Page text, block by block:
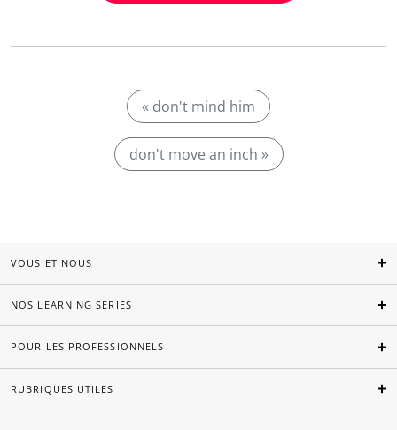
« don't mind him
don't move an inch »
VOUS ET NOUS
NOS LEARNING SERIES
POUR LES PROFESSIONNELS
RUBRIQUES UTILES